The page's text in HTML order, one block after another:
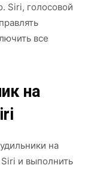
Siri, голосовой
все
на
на
и выполнить